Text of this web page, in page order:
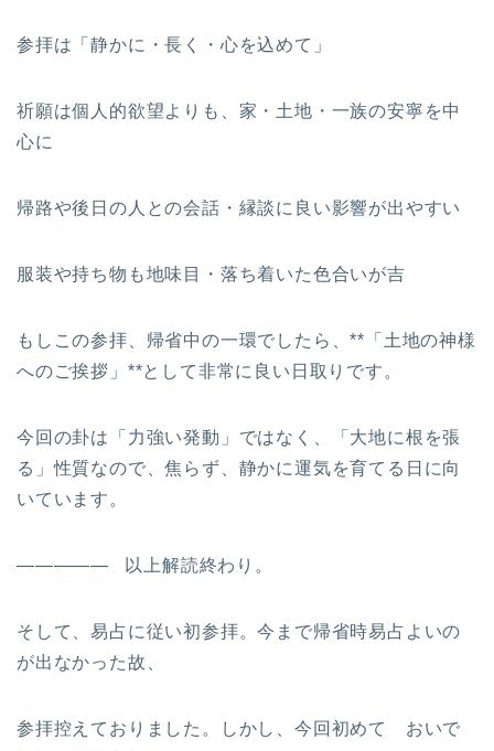
参拝は「静かに・長く・心を込めて」
祈願は個人的欲望よりも、家・土地・一族の安寧を中
心に
帰路や後日の人との会話・縁談に良い影響が出やすい
服装や持ち物も地味目・落ち着いた色合いが吉
もしこの参拝、帰省中の一環でしたら、**「土地の神様
へのご挨拶」**として非常に良い日取りです。
今回の卦は「力強い発動」ではなく、「大地に根を張
る」性質なので、焦らず、静かに運気を育てる日に向
いています。
————— 以上解読終わり。
そして、易占に従い初参拝。今まで帰省時易占よいの
が出なかった故、
参拝控えておりました。しかし、今回初めて おいで